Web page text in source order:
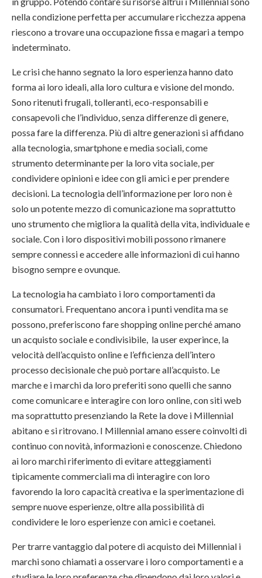
nella condizione perfetta per accumulare ricchezza appena
riescono a trovare una occupazione fissa e magari a tempo
indeterminato.
Le crisi che hanno segnato la loro esperienza hanno dato
forma ai loro ideali, alla loro cultura e visione del mondo.
Sono ritenuti frugali, tolleranti, eco-responsabili e
consapevoli che l’individuo, senza differenze di genere,
possa fare la differenza. Più di altre generazioni si affidano
alla tecnologia, smartphone e media sociali, come
strumento determinante per la loro vita sociale, per
condividere opinioni e idee con gli amici e per prendere
decisioni. La tecnologia dell’informazione per loro non è
solo un potente mezzo di comunicazione ma soprattutto
uno strumento che migliora la qualità della vita, individuale e
sociale. Con i loro dispositivi mobili possono rimanere
sempre connessi e accedere alle informazioni di cui hanno
bisogno sempre e ovunque.
La tecnologia ha cambiato i loro comportamenti da
consumatori. Frequentano ancora i punti vendita ma se
possono, preferiscono fare shopping online perché amano
un acquisto sociale e condivisibile, la user experince, la
velocità dell’acquisto online e l’efficienza dell’intero
processo decisionale che può portare all’acquisto. Le
marche e i marchi da loro preferiti sono quelli che sanno
come comunicare e interagire con loro online, con siti web
ma soprattutto presenziando la Rete la dove i Millennial
abitano e si ritrovano. I Millennial amano essere coinvolti di
continuo con novità, informazioni e conoscenze. Chiedono
ai loro marchi riferimento di evitare atteggiamenti
tipicamente commerciali ma di interagire con loro
favorendo la loro capacità creativa e la sperimentazione di
sempre nuove esperienze, oltre alla possibilità di
condividere le loro esperienze con amici e coetanei.
Per trarre vantaggio dal potere di acquisto dei Millennial i
marchi sono chiamati a osservare i loro comportamenti e a